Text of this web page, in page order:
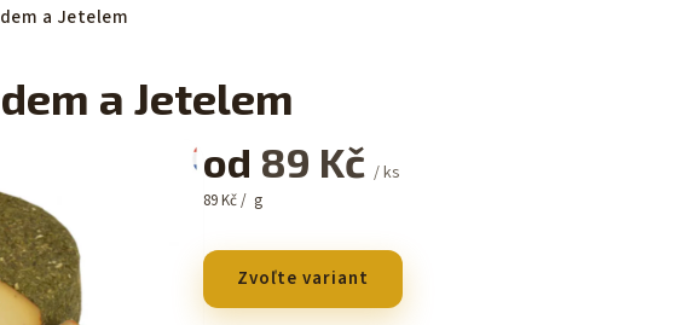
a Jetelem
a Jetelem
od 89 Kč / ks
89 Kč / g
Zvoľte variant